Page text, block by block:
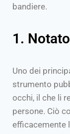
bandiere.
1.
Uno dei
strumento
occhi, il che li
persone. Ciò
efficacemente